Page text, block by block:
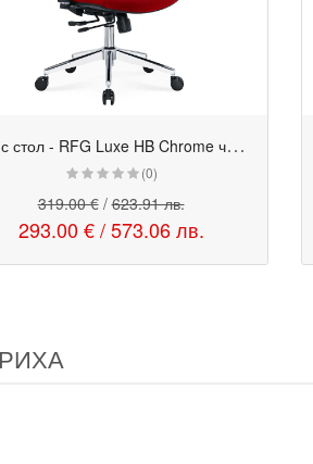
О
фис стол - RFG Luxe HB Chrome червен
(0)
319.00 €/623.91 лв.
293.00 €/573.06 лв.